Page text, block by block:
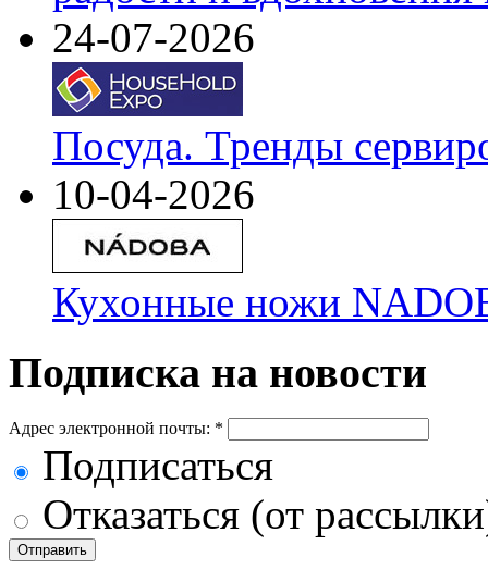
24-07-2026
Посуда. Тренды
10-04-2026
Кухонные ножи
Подписка на новости
Адрес электронной почты: *
Подписаться
Отказаться (от